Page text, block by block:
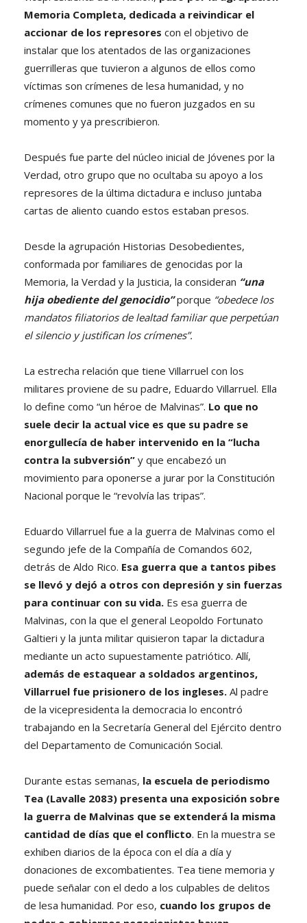
Memoria Completa, dedicada a reivindicar el
accionar de los represores con el objetivo de
instalar que los atentados de las organizaciones
guerrilleras que tuvieron a algunos de ellos como
víctimas son crímenes de lesa humanidad, y no
crímenes comunes que no fueron juzgados en su
momento y ya prescribieron.
Después fue parte del núcleo inicial de Jóvenes por la
Verdad, otro grupo que no ocultaba su apoyo a los
represores de la última dictadura e incluso juntaba
cartas de aliento cuando estos estaban presos.
Desde la agrupación Historias Desobedientes,
conformada por familiares de genocidas por la
Memoria, la Verdad y la Justicia, la consideran “una
hija obediente del genocidio”porque “obedece los
mandatos filiatorios de lealtad familiar que perpetúan
el silencio y justifican los crímenes”.
La estrecha relación que tiene Villarruel con los
militares proviene de su padre, Eduardo Villarruel. Ella
lo define como “un héroe de Malvinas”. Lo que no
suele decir la actual vice es que su padre se
enorgullecía de haber intervenido en la “lucha
contra la subversión” y que encabezó un
movimiento para oponerse a jurar por la Constitución
Nacional porque le “revolvía las tripas”.
Eduardo Villarruel fue a la guerra de Malvinas como el
segundo jefe de la Compañía de Comandos 602,
detrás de Aldo Rico. Esa guerra que a tantos pibes
se llevó y dejó a otros con depresión y sin fuerzas
para continuar con su vida. Es esa guerra de
Malvinas, con la que el general Leopoldo Fortunato
Galtieri y la junta militar quisieron tapar la dictadura
mediante un acto supuestamente patriótico. Allí,
además de estaquear a soldados argentinos,
Villarruel fue prisionero de los ingleses. Al padre
de la vicepresidenta la democracia lo encontró
trabajando en la Secretaría General del Ejército dentro
del Departamento de Comunicación Social.
Durante estas semanas, la escuela de periodismo
Tea (Lavalle 2083) presenta una exposición sobre
la guerra de Malvinas que se extenderá la misma
cantidad de días que el conflicto. En la muestra se
exhiben diarios de la época con el día a día y
donaciones de excombatientes. Tea tiene memoria y
puede señalar con el dedo a los culpables de delitos
de lesa humanidad. Por eso, cuando los grupos de